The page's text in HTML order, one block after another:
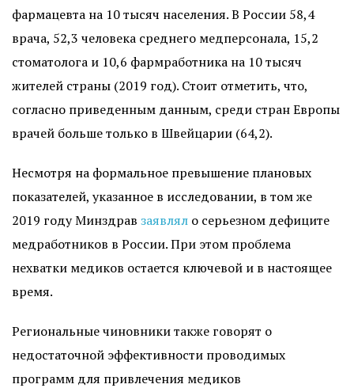
фармацевта на 10 тысяч населения. В России 58,4
врача, 52,3 человека среднего медперсонала, 15,2
стоматолога и 10,6 фармработника на 10 тысяч
жителей страны (2019 год). Стоит отметить, что,
согласно приведенным данным, среди стран Европы
врачей больше только в Швейцарии (64,2).
Несмотря на формальное превышение плановых
показателей, указанное в исследовании, в том же
2019 году Минздрав заявлял о серьезном дефиците
медработников в России. При этом проблема
нехватки медиков остается ключевой и в настоящее
время.
Региональные чиновники также говорят о
недостаточной эффективности проводимых
программ для привлечения медиков